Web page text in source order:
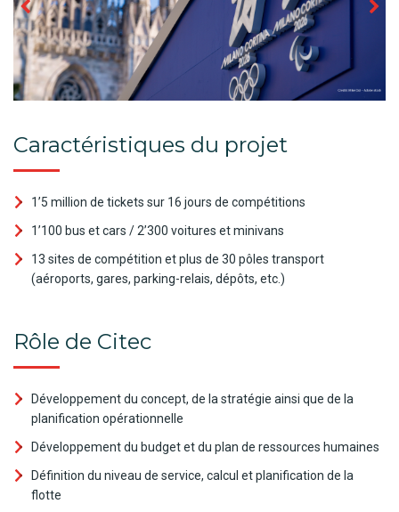
Caractéristiques du projet
1’5 million de tickets sur 16 jours de compétitions
1’100 bus et cars / 2’300 voitures et minivans
13 sites de compétition et plus de 30 pôles transport
(aéroports, gares, parking-relais, dépôts, etc.)
Rôle de Citec
Développement du concept, de la stratégie ainsi que de la
planification opérationnelle
Développement du budget et du plan de ressources humaines
Définition du niveau de service, calcul et planification de la
flotte